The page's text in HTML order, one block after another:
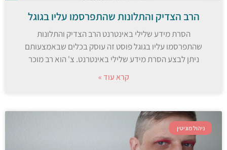
הרב הצדיק והתלונות שהתפרסמו עליו בגוגל
הסרת מידע שלילי באינטרנט הרב הצדיק והתלונות
שהתפרסמו עליו בגוגל פוסט זה עוסק בכלים שבאמצעותם
ניתן לבצע הסרת מידע שלילי באינטרנט. צ' הוא רב מוכר
קרא עוד »
ניהול מוניטין